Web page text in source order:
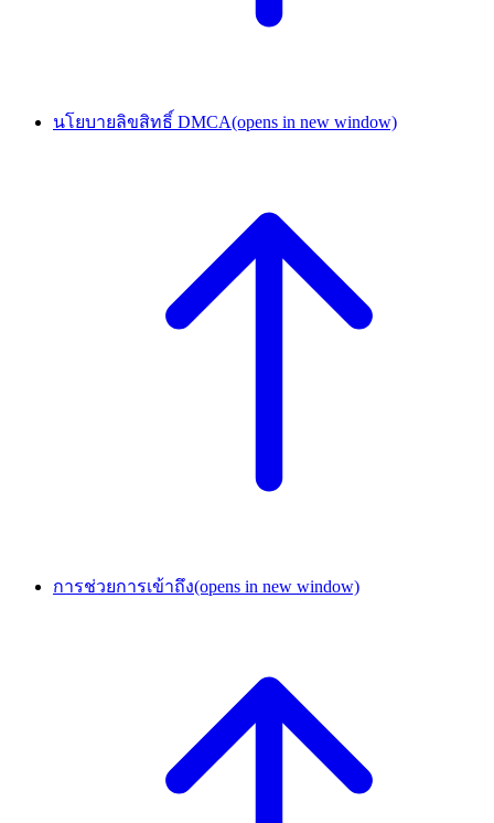
นโยบายลิขสิทธิ์ DMCA(opens in new window)
การช่วยการเข้าถึง(opens in new window)